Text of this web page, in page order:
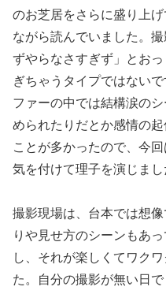
のお芝居をさらに盛り上
ながら読んでいました。
ずやらなさすぎず」とお
ぎちゃうタイプではない
ファーの中では結構涙の
められたりだとか感情の
ことが多かったので、今
気を付けて理子を演じまし
撮影現場は、台本では想
りや見せ方のシーンもあ
し、それが楽しくてワク
た。自分の撮影が無い日